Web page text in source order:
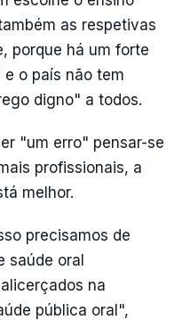
as respetivas
porque há um forte
o país não tem
digno" a todos.
"um erro" pensar-se
profissionais, a
melhor.
precisamos de
saúde oral
na
pública oral",